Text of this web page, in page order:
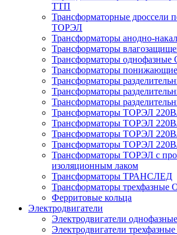
ТТП
Трансформаторные дроссели
ТОРЭЛ
Трансформаторы анодно-
Трансформаторы
Трансформаторы
Трансформаторы
Трансформаторы
Трансформаторы
Трансформаторы
Трансформаторы ТОРЭЛ
Трансформаторы ТОРЭЛ
Трансформаторы ТОРЭЛ
Трансформаторы ТОРЭЛ
Трансформаторы ТОРЭЛ с
изоляционным лаком
Трансформаторы ТРАНСЛЕД
Трансформаторы
Ферритовые кольца
Электродвигатели
Электродвигатели
Электродвигатели